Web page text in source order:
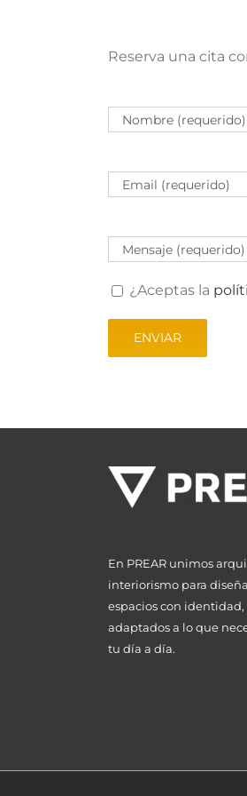
Reserva una cita
¿Aceptas la
En PREAR unimos
interiorismo para
espacios con identidad,
adaptados a lo que
tu día a día.